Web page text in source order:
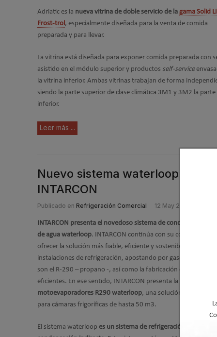
Adriatic es la nueva vitrina de doble servicio de la gama Solid
Frost-trol , especialmente diseñada para la venta de comida
preparada y para llevar.
La vitrina está diseñada para exponer comida preparada con
asistido en el módulo superior y productos self-service
la vitrina inferior. Ambas vitrinas trabajan de forma
siendo la parte superior de clase climática 3M1 y 3M2 la parte
inferior.
Leer más ...
Nuevo sistema waterloop de
INTARCON
Publicado en Refrigeración Comercial 12 May 2021
INTARCON presenta el novedoso sistema de condensación en
de agua waterloop. INTARCON continúa con su compromiso de
ofrecer la solución más fiable, eficiente y sostenible para las
instalaciones de refrigeración, apostando por gases naturales
son el R-290 – propano -, así como la fabricación de equipos
eficientes. En ese sentido, INTARCON presenta la
motoevaporadores R290 waterloop, una solución 100 %
para cámaras frigoríficas de hasta 50 m3.
El sistema waterloop es un sistema de refrigeración comercial